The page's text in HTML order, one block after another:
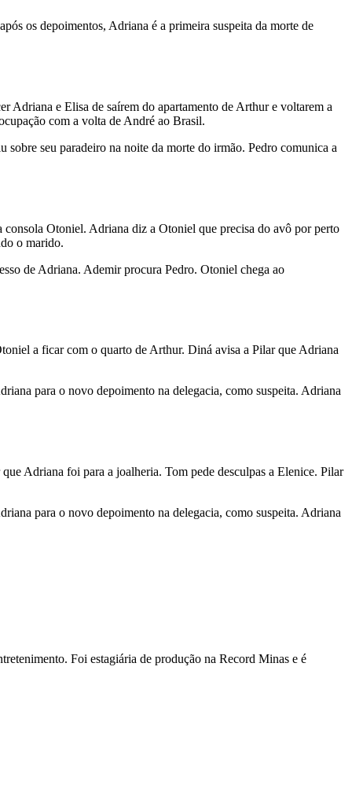
os depoimentos, Adriana é a primeira suspeita da morte de
Adriana e Elisa de saírem do apartamento de Arthur e voltarem a
com a volta de André ao Brasil.
seu paradeiro na noite da morte do irmão. Pedro comunica a
consola Otoniel. Adriana diz a Otoniel que precisa do avô por perto
o marido.
de Adriana. Ademir procura Pedro. Otoniel chega ao
a ficar com o quarto de Arthur. Diná avisa a Pilar que Adriana
para o novo depoimento na delegacia, como suspeita. Adriana
Adriana foi para a joalheria. Tom pede desculpas a Elenice. Pilar
para o novo depoimento na delegacia, como suspeita. Adriana
Foi estagiária de produção na Record Minas e é